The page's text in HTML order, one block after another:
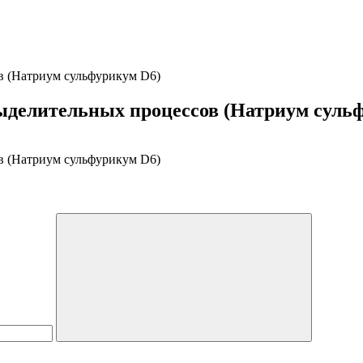
(Натриум сульфурикум D6)
процессов (Натриум
(Натриум сульфурикум D6)